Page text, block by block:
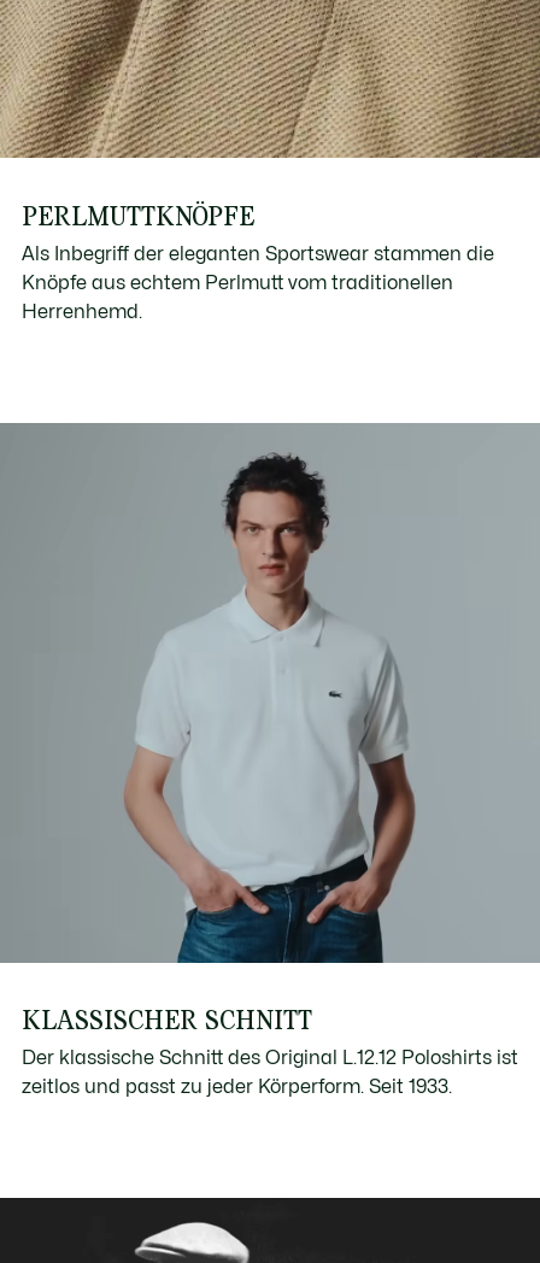
PERLMUTTKNÖPFE
Als Inbegriff der eleganten Sportswear stammen die
Knöpfe aus echtem Perlmutt vom traditionellen
Herrenhemd.
KLASSISCHER SCHNITT
Der klassische Schnitt des Original L.12.12 Poloshirts ist
zeitlos und passt zu jeder Körperform. Seit 1933.